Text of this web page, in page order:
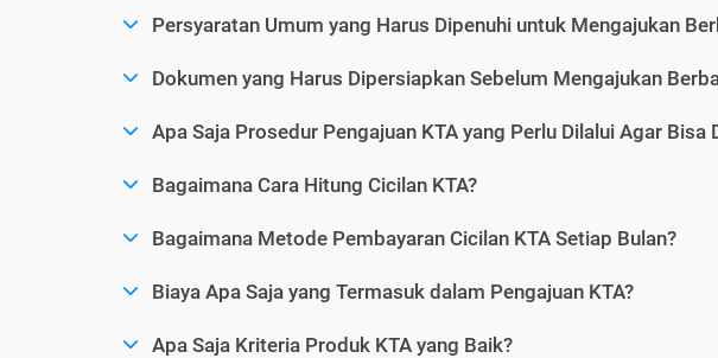
Persyaratan Umum yang Harus Dipenuhi untuk Mengajukan
Dokumen yang Harus Dipersiapkan Sebelum Mengajukan
Apa Saja Prosedur Pengajuan KTA yang Perlu Dilalui Agar Bisa
Bagaimana Cara Hitung Cicilan KTA?
Bagaimana Metode Pembayaran Cicilan KTA Setiap Bulan?
Biaya Apa Saja yang Termasuk dalam Pengajuan KTA?
Apa Saja Kriteria Produk KTA yang Baik?